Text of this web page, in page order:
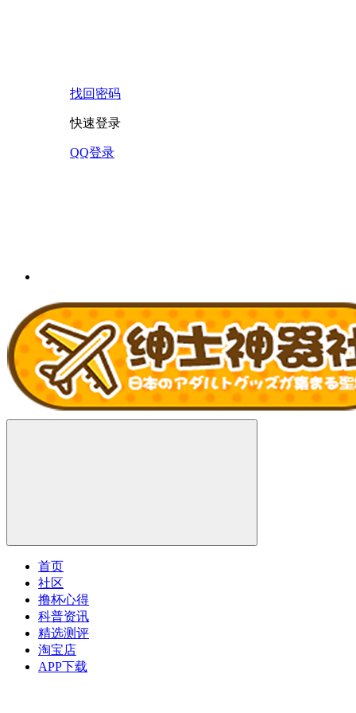
找回密码
快速登录
QQ登录
首页
社区
撸杯心得
科普资讯
精选测评
淘宝店
APP下载